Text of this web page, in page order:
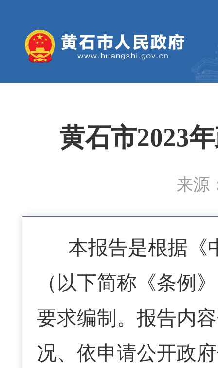
黄石市2023
来源
本报告是根据《
（以下简称《条例
要求编制。报告内
况、依申请公开政